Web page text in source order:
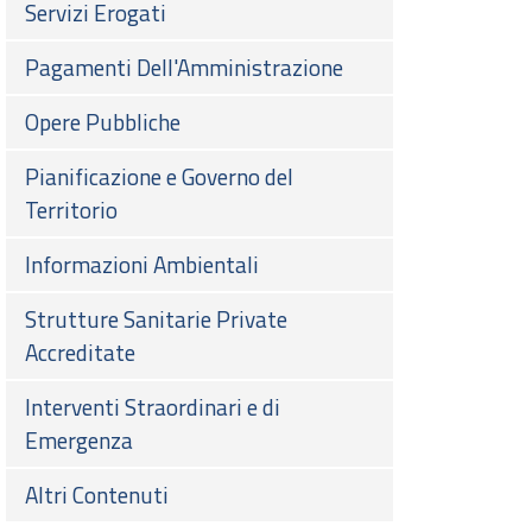
Servizi Erogati
Pagamenti Dell'Amministrazione
Opere Pubbliche
Pianificazione e Governo del
Territorio
Informazioni Ambientali
Strutture Sanitarie Private
Accreditate
Interventi Straordinari e di
Emergenza
Altri Contenuti